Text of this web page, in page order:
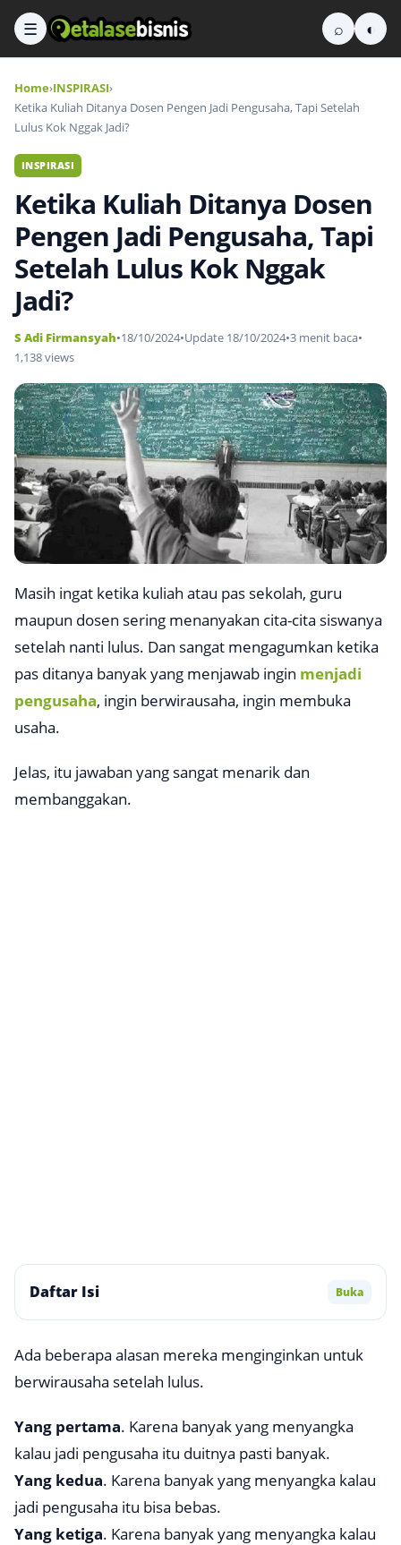
☰ ⌕ ◐
Home›INSPIRASI›
Ketika Kuliah Ditanya Dosen Pengen Jadi Pengusaha, Tapi Setelah
Lulus Kok Nggak Jadi?
INSPIRASI
Ketika Kuliah Ditanya Dosen
Pengen Jadi Pengusaha, Tapi
Setelah Lulus Kok Nggak
Jadi?
S Adi Firmansyah•18/10/2024•Update 18/10/2024•3 menit baca•
1,138 views
Masih ingat ketika kuliah atau pas sekolah, guru
maupun dosen sering menanyakan cita-cita siswanya
setelah nanti lulus. Dan sangat mengagumkan ketika
pas ditanya banyak yang menjawab ingin menjadi
pengusaha, ingin berwirausaha, ingin membuka
usaha.
Jelas, itu jawaban yang sangat menarik dan
membanggakan.
Daftar Isi Buka
Ada beberapa alasan mereka menginginkan untuk
berwirausaha setelah lulus.
Yang pertama. Karena banyak yang menyangka
kalau jadi pengusaha itu duitnya pasti banyak.
Yang kedua. Karena banyak yang menyangka kalau
jadi pengusaha itu bisa bebas.
Yang ketiga. Karena banyak yang menyangka kalau